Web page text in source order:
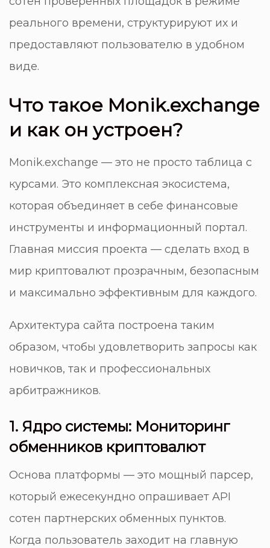
реального времени, структурируют их и
предоставляют пользователю в удобном
виде.
Что такое Monik.exchange
и как он устроен?
Monik.exchange — это не просто таблица с
курсами. Это комплексная экосистема,
которая объединяет в себе финансовые
инструменты и информационный портал.
Главная миссия проекта — сделать вход в
мир криптовалют прозрачным, безопасным
и максимально эффективным для каждого.
Архитектура сайта построена таким
образом, чтобы удовлетворить запросы как
новичков, так и профессиональных
арбитражников.
1. Ядро системы: Мониторинг
обменников криптовалют
Основа платформы — это мощный парсер,
который ежесекундно опрашивает API
сотен партнерских обменных пунктов.
Когда пользователь заходит на главную